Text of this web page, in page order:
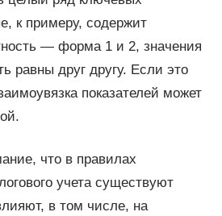
к примеру, содержит
— форма 1 и 2, значения
равны друг другу. Если это
показателей может
что в правилах
учета существуют
в том числе, на